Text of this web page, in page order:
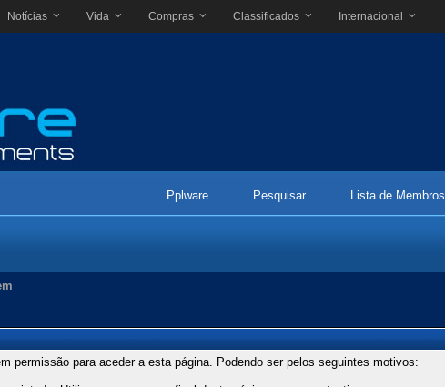
Notícias Vida Compras Classificados Internacional
Pplware Pesquisar Lista de Membros
permissão para aceder a esta página. Podendo ser pelos seguintes motivos: